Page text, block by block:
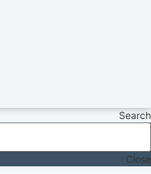
Search
Close